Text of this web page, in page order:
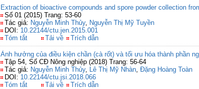
Extraction of bioactive compounds and spore powder collection
Số 01 (2015) Trang: 53-60
Tác giả: Nguyễn Minh Thủy, Nguyễn Thị Mỹ Tuyền
DOI: 10.22144/ctu.jen.2015.001
Tóm tắt
Tải về Trích dẫn
Ảnh hưởng của điều kiện chần (cà rốt) và tối ưu hóa thành phần
Tập 54, Số CĐ Nông nghiệp (2018) Trang: 56-64
Tác giả: Nguyễn Minh Thủy, Lê Thị Mỹ Nhàn, Đặng Hoàng Toàn
DOI: 10.22144/ctu.jsi.2018.066
Tóm tắt
Tải về Trích dẫn